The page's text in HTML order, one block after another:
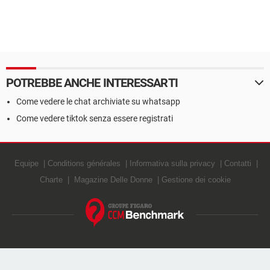
POTREBBE ANCHE INTERESSARTI
Come vedere le chat archiviate su whatsapp
Come vedere tiktok senza essere registrati
Equipe Conditions générales Informativa sulla privacy
Contatti
Charte
Magazine Delle Donne Gestione dei cookie